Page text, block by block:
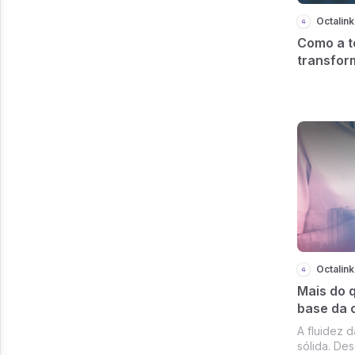
Octalink
Como a
Octalink
Mais do
base da
A fluidez
sólida.